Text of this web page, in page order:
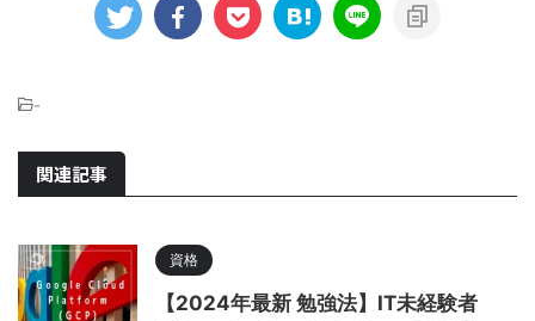
-
関連記事
資格
【2024年最新 勉強法】IT未経験者